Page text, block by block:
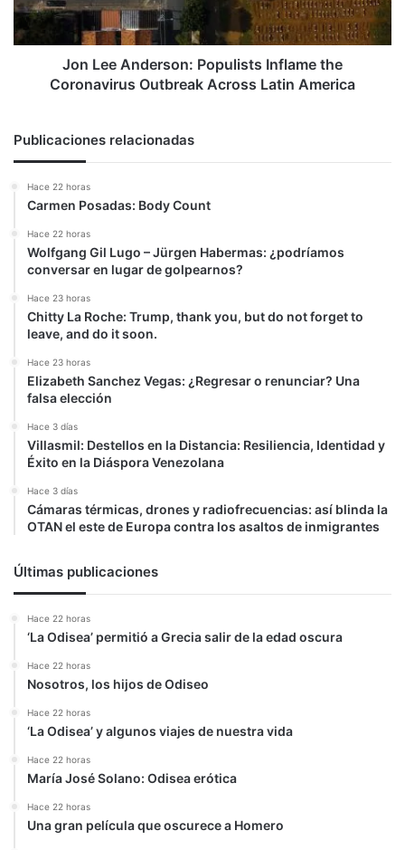
Coronavirus
Outbreak
Across
America
Jon Lee Anderson: Populists Inflame the
Coronavirus Outbreak Across Latin America
Publicaciones relacionadas
Hace 22 horas
Carmen Posadas: Body Count
Hace 22 horas
Wolfgang Gil Lugo – Jürgen Habermas: ¿podríamos
conversar en lugar de golpearnos?
Hace 23 horas
Chitty La Roche: Trump, thank you, but do not forget to
leave, and do it soon.
Hace 23 horas
Elizabeth Sanchez Vegas: ¿Regresar o renunciar? Una
falsa elección
Hace 3 días
Villasmil: Destellos en la Distancia: Resiliencia, Identidad y
Éxito en la Diáspora Venezolana
Hace 3 días
Cámaras térmicas, drones y radiofrecuencias: así blinda la
OTAN el este de Europa contra los asaltos de inmigrantes
Últimas publicaciones
Hace 22 horas
‘La Odisea’ permitió a Grecia salir de la edad oscura
Hace 22 horas
Nosotros, los hijos de Odiseo
Hace 22 horas
‘La Odisea’ y algunos viajes de nuestra vida
Hace 22 horas
María José Solano: Odisea erótica
Hace 22 horas
Una gran película que oscurece a Homero